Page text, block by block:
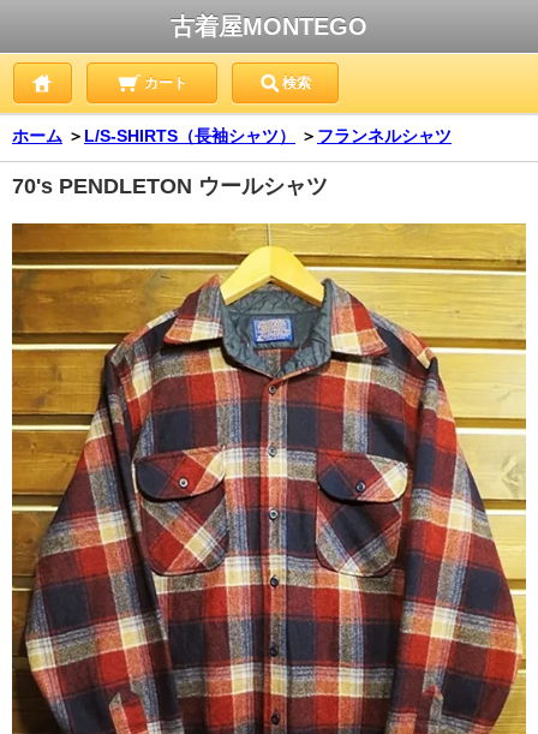
古着屋MONTEGO
カート 検索
ホーム ＞ L/S-SHIRTS（長袖シャツ） ＞ フランネルシャツ
70's PENDLETON ウールシャツ